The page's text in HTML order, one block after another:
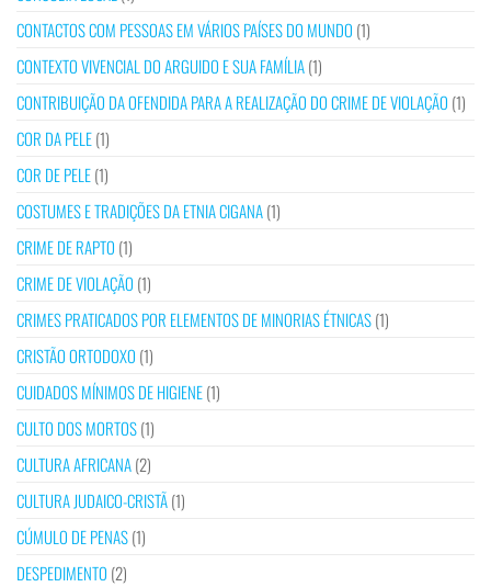
CONTACTOS COM PESSOAS EM VÁRIOS PAÍSES DO MUNDO (1)
CONTEXTO VIVENCIAL DO ARGUIDO E SUA FAMÍLIA(1)
CONTRIBUIÇÃO DA OFENDIDA PARA A REALIZAÇÃO DO CRIME DE VIOLAÇÃO (1)
COR DA PELE(1)
COR DE PELE(1)
COSTUMES E TRADIÇÕES DA ETNIA CIGANA(1)
CRIME DE RAPTO (1)
CRIME DE VIOLAÇÃO (1)
CRIMES PRATICADOS POR ELEMENTOS DE MINORIAS ÉTNICAS(1)
CRISTÃO ORTODOXO (1)
CUIDADOS MÍNIMOS DE HIGIENE(1)
CULTO DOS MORTOS(1)
CULTURA AFRICANA(2)
CULTURA JUDAICO-CRISTÃ(1)
CÚMULO DE PENAS(1)
DESPEDIMENTO (2)